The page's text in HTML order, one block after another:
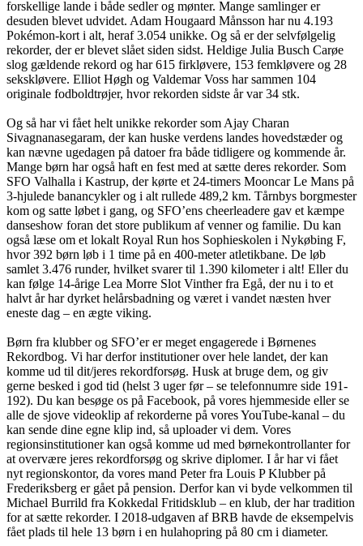
forskellige lande i både sedler og mønter. Mange samlinger er
desuden blevet udvidet. Adam Hougaard Månsson har nu 4.193
Pokémon-kort i alt, heraf 3.054 unikke. Og så er der selvfølgelig
rekorder, der er blevet slået siden sidst. Heldige Julia Busch Carøe
slog gældende rekord og har 615 firkløvere, 153 femkløvere og 28
sekskløvere. Elliot Høgh og Valdemar Voss har sammen 104
originale fodboldtrøjer, hvor rekorden sidste år var 34 stk.
Og så har vi fået helt unikke rekorder som Ajay Charan
Sivagnanasegaram, der kan huske verdens landes hovedstæder og
kan nævne ugedagen på datoer fra både tidligere og kommende år.
Mange børn har også haft en fest med at sætte deres rekorder. Som
SFO Valhalla i Kastrup, der kørte et 24-timers Mooncar Le Mans på
3-hjulede banancykler og i alt rullede 489,2 km. Tårnbys borgmester
kom og satte løbet i gang, og SFO’ens cheerleadere gav et kæmpe
danseshow foran det store publikum af venner og familie. Du kan
også læse om et lokalt Royal Run hos Sophieskolen i Nykøbing F,
hvor 392 børn løb i 1 time på en 400-meter atletikbane. De løb
samlet 3.476 runder, hvilket svarer til 1.390 kilometer i alt! Eller du
kan følge 14-årige Lea Morre Slot Vinther fra Egå, der nu i to et
halvt år har dyrket helårsbadning og været i vandet næsten hver
eneste dag – en ægte viking.
Børn fra klubber og SFO’er er meget engagerede i Børnenes
Rekordbog. Vi har derfor institutioner over hele landet, der kan
komme ud til dit/jeres rekordforsøg. Husk at bruge dem, og giv
gerne besked i god tid (helst 3 uger før – se telefonnumre side 191-
192). Du kan besøge os på Facebook, på vores hjemmeside eller se
alle de sjove videoklip af rekorderne på vores YouTube-kanal – du
kan sende dine egne klip ind, så uploader vi dem. Vores
regionsinstitutioner kan også komme ud med børnekontrollanter for
at overvære jeres rekordforsøg og skrive diplomer. I år har vi fået
nyt regionskontor, da vores mand Peter fra Louis P Klubber på
Frederiksberg er gået på pension. Derfor kan vi byde velkommen til
Michael Burrild fra Kokkedal Fritidsklub – en klub, der har tradition
for at sætte rekorder. I 2018-udgaven af BRB havde de eksempelvis
fået plads til hele 13 børn i en hulahopring på 80 cm i diameter.